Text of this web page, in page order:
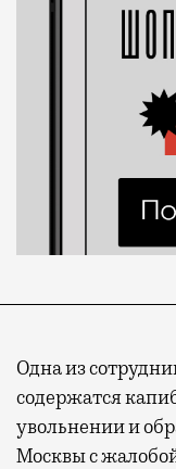
Одна из
содержатся
увольнении и
Москвы с